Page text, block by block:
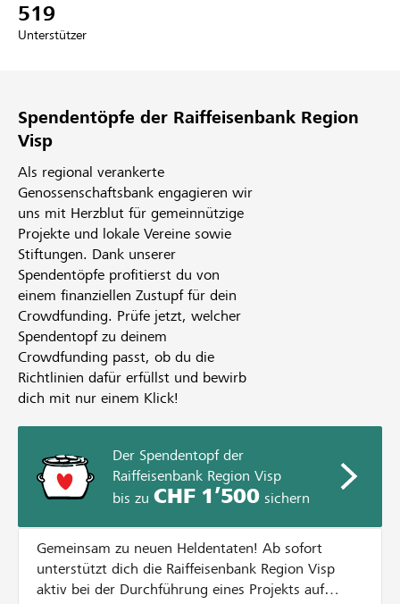
519
Unterstützer
Spendentöpfe der Raiffeisenbank Region
Visp
Als regional verankerte
Genossenschaftsbank engagieren wir
uns mit Herzblut für gemeinnützige
Projekte und lokale Vereine sowie
Stiftungen. Dank unserer
Spendentöpfe profitierst du von
einem finanziellen Zustupf für dein
Crowdfunding. Prüfe jetzt, welcher
Spendentopf zu deinem
Crowdfunding passt, ob du die
Richtlinien dafür erfüllst und bewirb
dich mit nur einem Klick!
Der Spendentopf der
Raiffeisenbank Region Visp
bis zu CHF 1’500sichern
Gemeinsam zu neuen Heldentaten! Ab sofort
unterstützt dich die Raiffeisenbank Region Visp
aktiv bei der Durchführung eines Projekts auf